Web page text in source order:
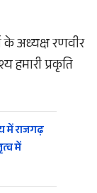
के अध्यक्ष रणवीर
हमारी प्रकृति
में राजगढ़
में